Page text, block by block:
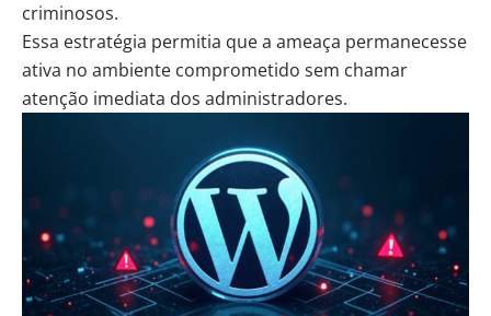
criminosos.
Essa estratégia permitia que a ameaça permanecesse
ativa no ambiente comprometido sem chamar
atenção imediata dos administradores.